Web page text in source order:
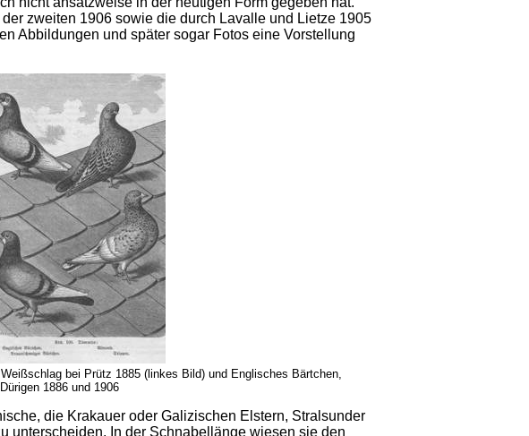
zweiten 1906 sowie die durch Lavalle und Lietze 1905
Abbildungen und später sogar Fotos eine Vorstellung
bei Prütz 1885 (linkes Bild) und Englisches Bärtchen,
1886 und 1906
die Krakauer oder Galizischen Elstern, Stralsunder
unterscheiden. In der Schnabellänge wiesen sie den